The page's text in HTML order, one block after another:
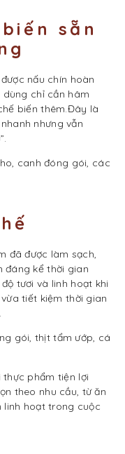
sẵn
nấu chín hoàn
chỉ cần hâm
biến thêm.Đây là
nhưng vẫn
canh đóng gói, các
đã được làm sạch,
đáng kể thời gian
tươi và linh hoạt khi
tiết kiệm thời gian
gói, thịt tẩm ướp, cá
phẩm tiện lợi
theo nhu cầu, từ ăn
linh hoạt trong cuộc